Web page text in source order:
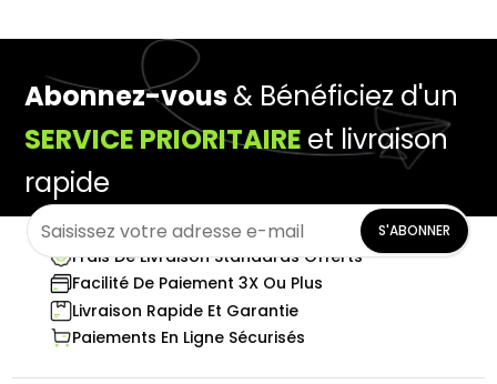
Abonnez-vous& Bénéficiez d'un
SERVICE PRIORITAIRE et livraison
rapide
S'ABONNER
Frais De Livraison Standards Offerts
Facilité De Paiement 3X Ou Plus
Livraison Rapide Et Garantie
Paiements En Ligne Sécurisés